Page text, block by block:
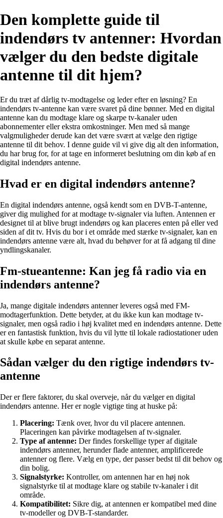
Den komplette guide til
indendørs tv antenner: Hvordan
vælger du den bedste digitale
antenne til dit hjem?
Er du træt af dårlig tv-modtagelse og leder efter en løsning? En
indendørs tv-antenne kan være svaret på dine bønner. Med en digital
antenne kan du modtage klare og skarpe tv-kanaler uden
abonnementer eller ekstra omkostninger. Men med så mange
valgmuligheder derude kan det være svært at vælge den rigtige
antenne til dit behov. I denne guide vil vi give dig alt den information,
du har brug for, for at tage en informeret beslutning om din køb af en
digital indendørs antenne.
Hvad er en digital indendørs antenne?
En digital indendørs antenne, også kendt som en DVB-T-antenne,
giver dig mulighed for at modtage tv-signaler via luften. Antennen er
designet til at blive brugt indendørs og kan placeres enten på eller ved
siden af dit tv. Hvis du bor i et område med stærke tv-signaler, kan en
indendørs antenne være alt, hvad du behøver for at få adgang til dine
yndlingskanaler.
Fm-stueantenne: Kan jeg få radio via en
indendørs antenne?
Ja, mange digitale indendørs antenner leveres også med FM-
modtagerfunktion. Dette betyder, at du ikke kun kan modtage tv-
signaler, men også radio i høj kvalitet med en indendørs antenne. Dette
er en fantastisk funktion, hvis du vil lytte til lokale radiostationer uden
at skulle købe en separat antenne.
Sådan vælger du den rigtige indendørs tv-
antenne
Der er flere faktorer, du skal overveje, når du vælger en digital
indendørs antenne. Her er nogle vigtige ting at huske på:
Placering: Tænk over, hvor du vil placere antennen.
Placeringen kan påvirke modtagelsen af ​​tv-signaler.
Type af antenne: Der findes forskellige typer af digitale
indendørs antenner, herunder flade antenner, amplificerede
antenner og flere. Vælg en type, der passer bedst til dit behov og
din bolig.
Signalstyrke: Kontroller, om antennen har en høj nok
signalstyrke til at modtage klare og stabile tv-kanaler i dit
område.
Kompatibilitet: Sikre dig, at antennen er kompatibel med dine
tv-modeller og DVB-T-standarder.